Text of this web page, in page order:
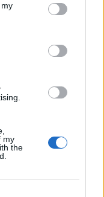
my
the
Αγροτική
ενώ το2012
το περιοδικό
χυμού μήλου
περισσότερο
του τόπου της